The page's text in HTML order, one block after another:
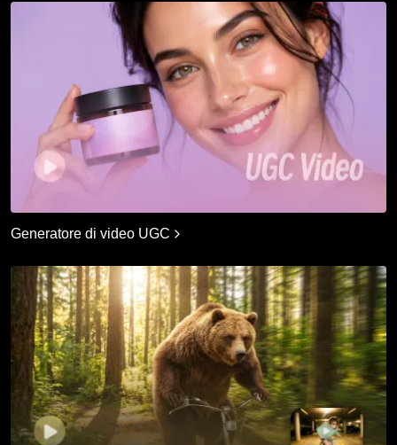
Generatore di video UGC